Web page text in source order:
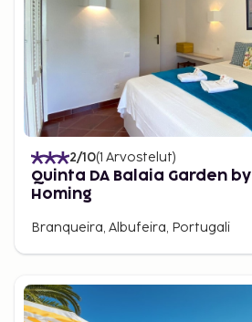
2/10(1 Arvostelut)
Quinta DA Balaia Garden by
Homing
Branqueira, Albufeira, Portugali